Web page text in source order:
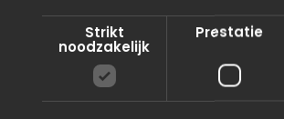
meerwaarde in het
onder andere het zoeken en
en in het adviseren van
behulp van AI kunnen we de
Strikt
noodzakelijk
Prestatie